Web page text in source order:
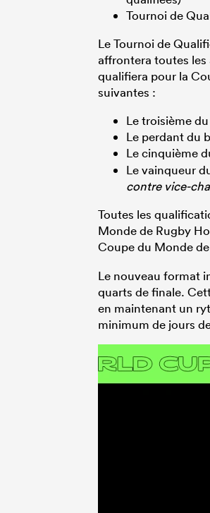
Tournoi de
Le Tournoi de
affrontera toutes les
qualifiera pour la
suivantes :
Le troisième
Le perdant du
Le cinquième
Le vainqueur
contre vice-
Toutes les
Monde de Rugby
Coupe du Monde
Le nouveau format
quarts de finale.
en maintenant un
minimum de jours